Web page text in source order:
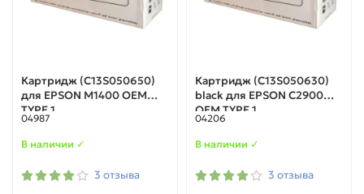
Картридж (C13S050650)
для EPSON M1400 ОЕМ
TYPE 1
04987
В наличии ✓
3 отзыва
Картридж (C13S050630)
black для EPSON C2900
ОЕМ TYPE 1
04206
В наличии ✓
3 отзыва